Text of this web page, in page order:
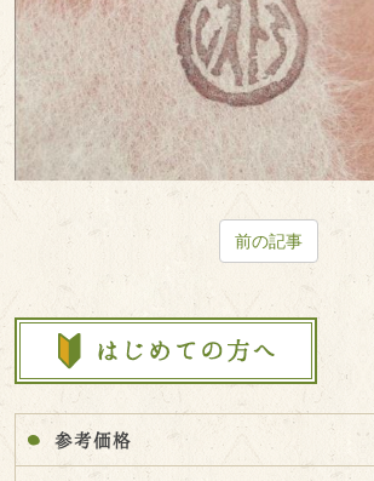
前の記事
参考価格